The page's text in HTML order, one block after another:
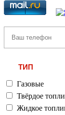
ТИП
Газовые
Твёрдое
Жидкое